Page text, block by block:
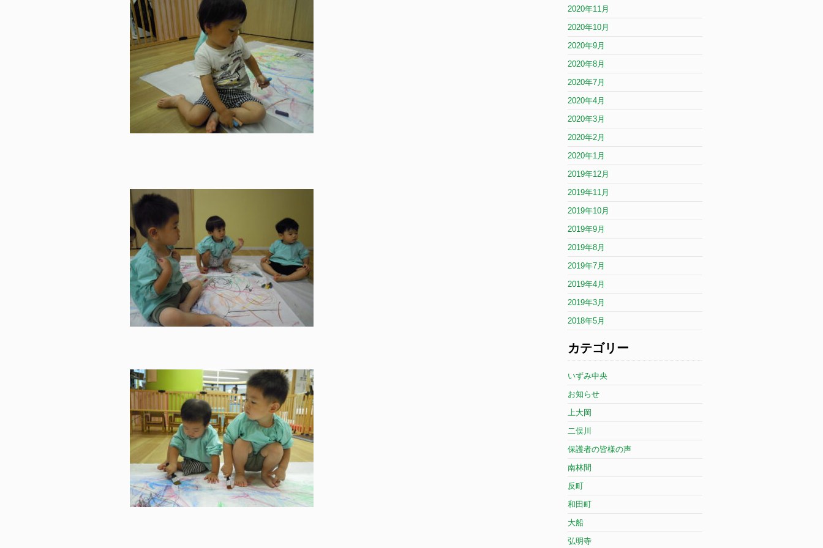
2020年11月
2020年10月
2020年9月
2020年8月
2020年7月
2020年4月
2020年3月
2020年2月
2020年1月
2019年12月
2019年11月
2019年10月
2019年9月
2019年8月
2019年7月
2019年4月
2019年3月
2018年5月
カテゴリー
いずみ中央
お知らせ
上大岡
二俣川
保護者の皆様の声
南林間
反町
和田町
大船
弘明寺